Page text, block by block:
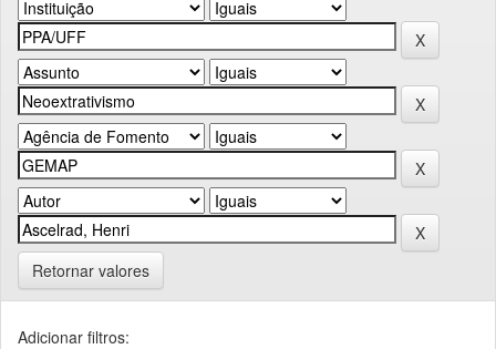
Retornar valores
Adicionar filtros: